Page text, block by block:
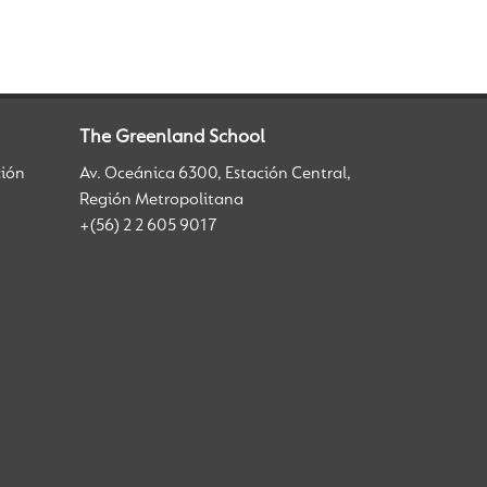
The Greenland School
Av. Oceánica 6300, Estación Central,
Región Metropolitana
+(56) 2 2 605 9017